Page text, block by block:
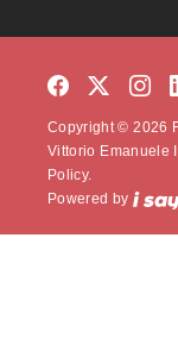
Copyright © 2026
Vittorio Emanuele
Policy.
Powered by